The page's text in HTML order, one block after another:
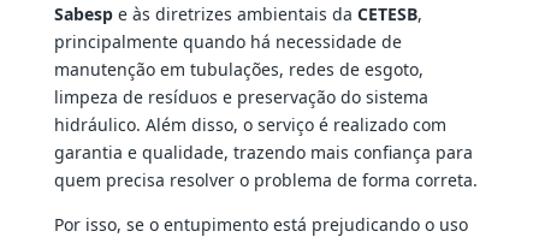
Sabespe às diretrizes ambientais da CETESB,
principalmente quando há necessidade de
manutenção em tubulações, redes de esgoto,
limpeza de resíduos e preservação do sistema
hidráulico. Além disso, o serviço é realizado com
garantia e qualidade, trazendo mais confiança para
quem precisa resolver o problema de forma correta.
Por isso, se o entupimento está prejudicando o uso